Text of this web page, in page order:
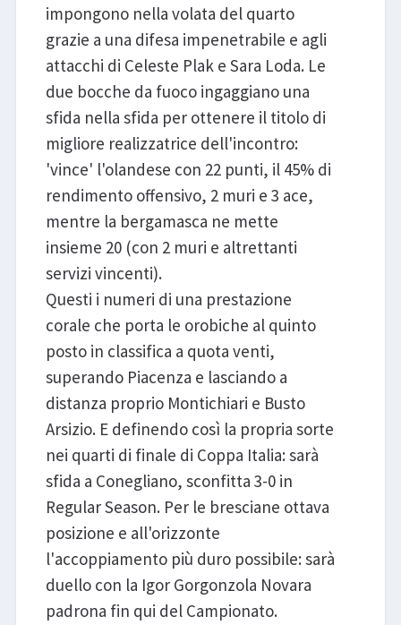
impongono nella volata del quarto
grazie a una difesa impenetrabile e agli
attacchi di Celeste Plak e Sara Loda. Le
due bocche da fuoco ingaggiano una
sfida nella sfida per ottenere il titolo di
migliore realizzatrice dell'incontro:
'vince' l'olandese con 22 punti, il 45% di
rendimento offensivo, 2 muri e 3 ace,
mentre la bergamasca ne mette
insieme 20 (con 2 muri e altrettanti
servizi vincenti).
Questi i numeri di una prestazione
corale che porta le orobiche al quinto
posto in classifica a quota venti,
superando Piacenza e lasciando a
distanza proprio Montichiari e Busto
Arsizio. E definendo così la propria sorte
nei quarti di finale di Coppa Italia: sarà
sfida a Conegliano, sconfitta 3-0 in
Regular Season. Per le bresciane ottava
posizione e all'orizzonte
l'accoppiamento più duro possibile: sarà
duello con la Igor Gorgonzola Novara
padrona fin qui del Campionato.